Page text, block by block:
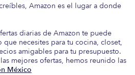
Amazon es el lugar a donde
diarias de Amazon te puede
necesites para tu cocina, closet,
amigables para tu presupuesto.
mejores ofertas, hemos reunido las
México